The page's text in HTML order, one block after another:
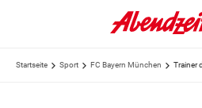
Startseite Sport FC Bayern München